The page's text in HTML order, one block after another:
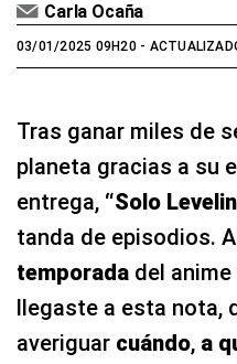
Carla Ocaña
03/01/2025 09H20-
Tras ganar miles de
planeta gracias a su
entrega, “Solo
tanda de episodios.
temporada del anime
llegaste a esta nota,
averiguar cuándo, a